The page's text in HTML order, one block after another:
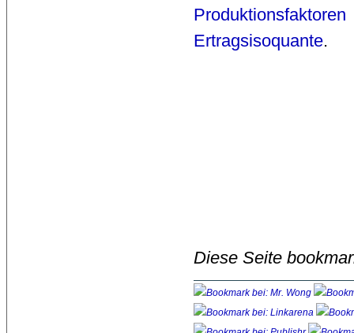
Produktionsfaktoren
Ertragsisoquante.
Diese Seite